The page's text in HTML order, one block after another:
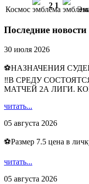
Космос 2 1
Последние новости
30 июля 2026
⚽НАЗНАЧЕНИЯ
‼В СРЕДУ
МАТЧЕЙ 2А ЛИГИ.
читать...
05 августа 2026
⚽️Размер 7.5 цена в
читать...
05 августа 2026